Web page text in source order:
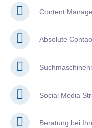
Content
Absolute
Social Media
Beratung bei